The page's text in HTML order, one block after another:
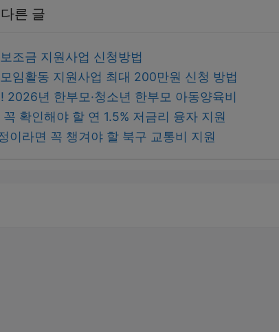
른 글
조금 지원사업 신청방법
임활동 지원사업 최대 200만원 신청 방법
2026년 한부모·청소년 한부모 아동양육비
확인해야 할 연 1.5% 저금리 융자 지원
이라면 꼭 챙겨야 할 북구 교통비 지원